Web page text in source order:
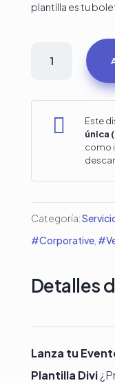
plantilla es tu
conferencias
eventos
 Este
única
como
Categoría:
#Corporative,
Detalles
Lanza tu
Plantilla Divi